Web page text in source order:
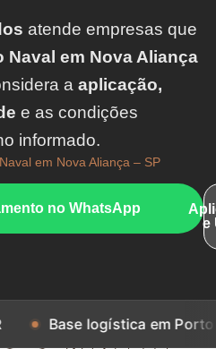
atende empresas que
Naval em Nova Aliança
a aplicação,
e as condições
informado.
em Nova Aliança – SP
no WhatsApp
e
em Porto Alegre, RS